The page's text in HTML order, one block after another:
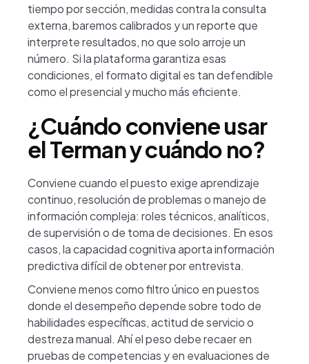
tiempo por sección, medidas contra la consulta
externa, baremos calibrados y un reporte que
interprete resultados, no que solo arroje un
número. Si la plataforma garantiza esas
condiciones, el formato digital es tan defendible
como el presencial y mucho más eficiente.
¿Cuándo conviene usar
el Terman y cuándo no?
Conviene cuando el puesto exige aprendizaje
continuo, resolución de problemas o manejo de
información compleja: roles técnicos, analíticos,
de supervisión o de toma de decisiones. En esos
casos, la capacidad cognitiva aporta información
predictiva difícil de obtener por entrevista.
Conviene menos como filtro único en puestos
donde el desempeño depende sobre todo de
habilidades específicas, actitud de servicio o
destreza manual. Ahí el peso debe recaer en
pruebas de competencias y en evaluaciones de